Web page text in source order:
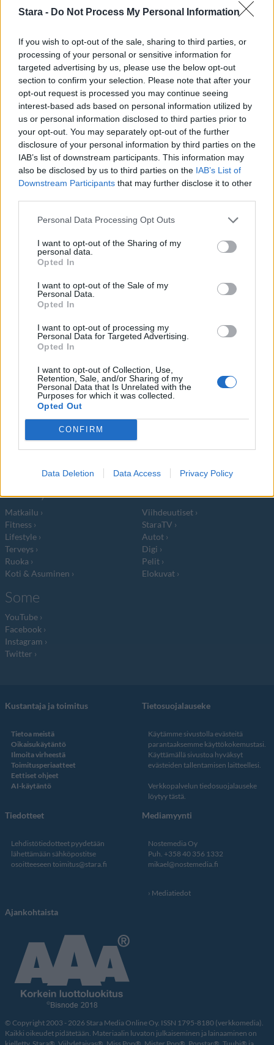
Stara - Do Not Process My Personal Information
If you wish to opt-out of the sale, sharing to third parties, or
processing of your personal or sensitive information for
targeted advertising by us, please use the below opt-out
section to confirm your selection. Please note that after your
opt-out request is processed you may continue seeing
interest-based ads based on personal information utilized by
us or personal information disclosed to third parties prior to
your opt-out. You may separately opt-out of the further
disclosure of your personal information by third parties on the
IAB’s list of downstream participants. This information may
also be disclosed by us to third parties on the IAB’s List of
Downstream Participants that may further disclose it to other
Personal Data Processing Opt Outs
I want to opt-out of the Sharing of my
personal data.
Opted In
I want to opt-out of the Sale of my
Personal Data.
Opted In
I want to opt-out of processing my
Personal Data for Targeted Advertising.
Opted In
I want to opt-out of Collection, Use,
Retention, Sale, and/or Sharing of my
Personal Data that Is Unrelated with the
Purposes for which it was collected.
Opted Out
CONFIRM
Data Deletion Data Access Privacy Policy
Viihdeuutiset
24.2.2023, 7:00
Mikä annnos! Juha Mieto söi
Tampereella lähes kilon
pippuripihviä
Kurikkalainen hiihdon olympiavoittaja ja
entinen kansanedustaja Juha Mieto voitti
menestyksekkäällä
Tietoa meistä
Tietosuojalauseke
Lähetä uutisvinkki
Mediatiedot
Yhteistyössä
Jocka
Lifestyle
Matkailu
Fitness
Lifestyle
Terveys
Ruoka
Koti & Asuminen
Viihde
Viihdeuutiset
StaraTV
Autot
Digi
Pelit
Elokuvat
Some
YouTube
Facebook
Instagram
Twitter
Kustantaja ja toimitus
Tietoa meistä
Oikaisukäytäntö
Ilmoita virheestä
Toimitusperiaatteet
Eettiset ohjeet
AI-käytäntö
Tietosuojalauseke
Käytämme sivustolla evästeitä
parantaaksemme käyttökokemustasi.
Käyttämällä sivustoa hyväksyt
evästeiden tallentamisen laitteellesi.
Verkkopalvelun tiedosuojalauseke
löytyy tästä.
Tiedotteet
Lehdistötiedotteet pyydetään
lähettämään sähköpostitse
osoitteeseen toimitus@stara.fi
Mediamyynti
Nostemedia Oy
Puh. +358 40 356 1332
mikael@nostemedia.fi
Mediatiedot
Ajankohtaista
© Copyright 2003 - 2026 Stara Media Online Oy. ISSN 1795-8180 (verkkomedia).
Kaikki oikeudet pidätetään. Materiaalin luvaton julkaiseminen ja lainaaminen on